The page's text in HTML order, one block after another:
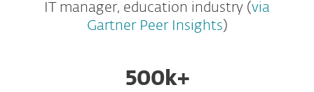
IT manager, education industry (via
Gartner Peer Insights )
500k+